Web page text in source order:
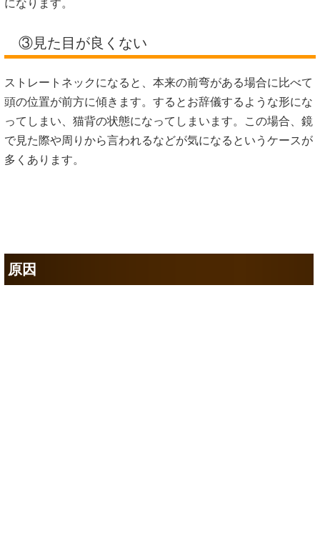
になります。
③見た目が良くない
ストレートネックになると、本来の前弯がある場合に比べて
頭の位置が前方に傾きます。するとお辞儀するような形にな
ってしまい、猫背の状態になってしまいます。この場合、鏡
で見た際や周りから言われるなどが気になるというケースが
多くあります。
原因